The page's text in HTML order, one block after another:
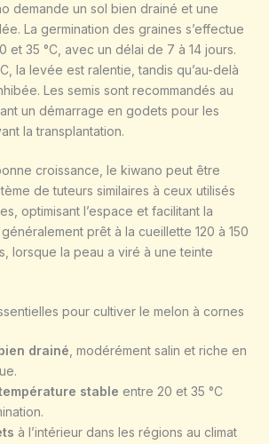
demande un sol bien drainé et une
La germination des graines s’effectue
et 35 °C, avec un délai de 7 à 14 jours.
la levée est ralentie, tandis qu’au-delà
Les semis sont recommandés au
un démarrage en godets pour les
la transplantation.
croissance, le kiwano peut être
de tuteurs similaires à ceux utilisés
optimisant l’espace et facilitant la
prêt à la cueillette 120 à 150
lorsque la peau a viré à une teinte
pour cultiver le melon à cornes
drainé , modérément salin et riche en
stable entre 20 et 35 °C
à l’intérieur dans les régions au climat